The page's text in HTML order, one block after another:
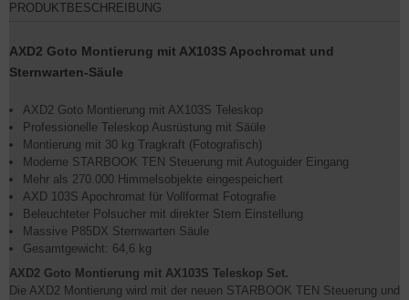
PRODUKTBESCHREIBUNG
AXD2 Goto Montierung mit AX103S Apochromat und
Sternwarten-Säule
AXD2 Goto Montierung mit AX103S Teleskop
Professionelle Teleskop Ausrüstung mit Säüle
Montierung mit 30 kg Tragkraft (Fotografisch)
Moderne STARBOOK TEN Steuerung mit Autoguider Eingang
Mehr als 270.000 Himmelsobjekte eingespeichert
AXD 103S Apochromat für Vollformat Fotografie
Beleuchteter Polsucher mit direkter Stern Einstellung
Massive P85DX Sternwarten Säule
Gesamtgewicht: 64,6 kg
AXD2 Goto Montierung mit AX103S Teleskop Set.
Die AXD2 Montierung wird mit der neuen STARBOOK TEN Steuerung und